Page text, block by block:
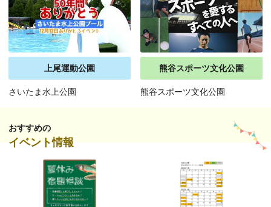
上尾運動公園
さいたま水上公園
熊谷スポーツ文化公園
熊谷スポーツ文化公園
おすすめの
イベント情報